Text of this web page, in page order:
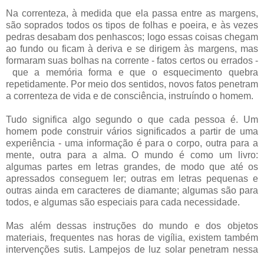
Na correnteza, à medida que ela passa entre as margens,
são soprados todos os tipos de folhas e poeira, e às vezes
pedras desabam dos penhascos; logo essas coisas chegam
ao fundo ou ficam à deriva e se dirigem às margens, mas
formaram suas bolhas na corrente - fatos certos ou errados -
que a memória forma e que o esquecimento quebra
repetidamente. Por meio dos sentidos, novos fatos penetram
a correnteza de vida e de consciência, instruíndo o homem.
Tudo significa algo segundo o que cada pessoa é. Um
homem pode construir vários significados a partir de uma
experiência - uma informação é para o corpo, outra para a
mente, outra para a alma. O mundo é como um livro:
algumas partes em letras grandes, de modo que até os
apressados conseguem ler; outras em letras pequenas e
outras ainda em caracteres de diamante; algumas são para
todos, e algumas são especiais para cada necessidade.
Mas além dessas instruções do mundo e dos objetos
materiais, frequentes nas horas de vigília, existem também
intervenções sutis. Lampejos de luz solar penetram nessa